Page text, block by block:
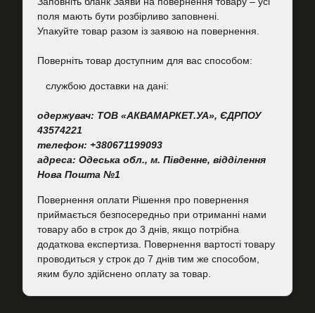
поля мають бути розбірливо заповнені.
Упакуйте товар разом із заявою на повернення.
Поверніть товар доступним для вас способом:
cлужбою доставки на дані:
одержувач: ТОВ «АКВАМАРКЕТ.УА», ЄДРПОУ
43574221
телефон: +380671199093
адреса: Одеська обл., м. Південне, відділення
Нова Пошта №1
Повернення оплати Рішення про повернення
приймається безпосередньо при отриманні нами
товару або в строк до 3 днів, якщо потрібна
додаткова експертиза. Повернення вартості товару
проводиться у строк до 7 днів тим же способом,
яким було здійснено оплату за товар.